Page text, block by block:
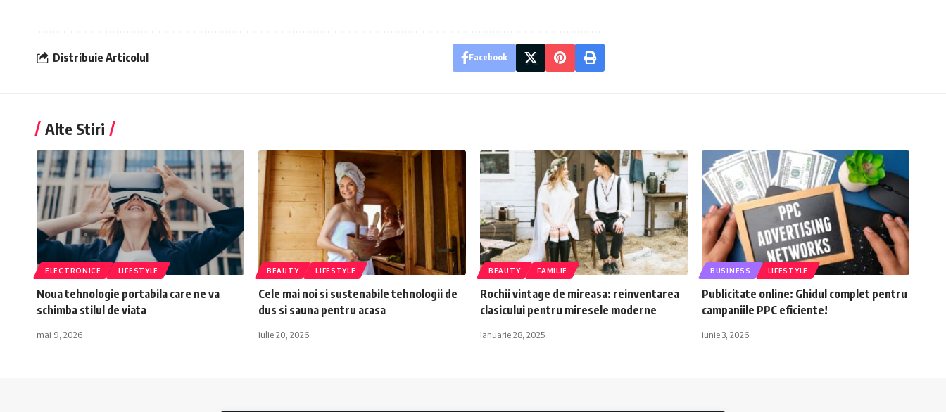
Distribuie Articolul Facebook
Alte Stiri
ELECTRONICE LIFESTYLE
Noua tehnologie portabila care ne va
schimba stilul de viata
mai 9, 2026
BEAUTY LIFESTYLE
Cele mai noi si sustenabile tehnologii de
dus si sauna pentru acasa
iulie 20, 2026
BEAUTY FAMILIE
Rochii vintage de mireasa: reinventarea
clasicului pentru miresele moderne
ianuarie 28, 2025
BUSINESS LIFESTYLE
Publicitate online: Ghidul complet pentru
campaniile PPC eficiente!
iunie 3, 2026